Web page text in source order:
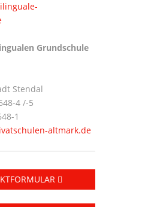
Grundschule
Stendal
4 /-5
1
altmark.de